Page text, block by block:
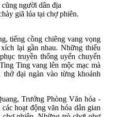
người dân địa
giã lúa tại chợ phiên.
tiếng cồng chiêng vang vọng
lại gần nhau. Những thiếu
truyền thống uyển chuyển
Ting vang lên mộc mạc mà
đại ngàn vào từng khoảnh
Trưởng Phòng Văn hóa -
hoạt động văn hóa dân gian